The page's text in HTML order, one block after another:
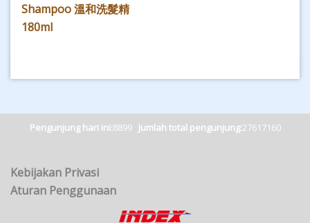
Shampoo 溫和洗髮精
180ml
Pengunjung hari ini:8899 Jumlah total pengunjung:27617160
Kebijakan Privasi
Aturan Penggunaan